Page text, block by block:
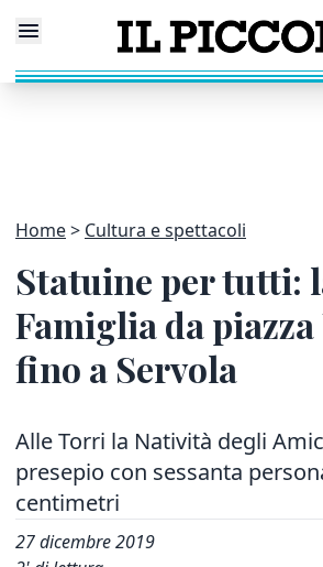
Home Cultura e spettacoli
Statuine per tutti:
Famiglia da
fino a Servola
Alle Torri la Natività degli
presepio con sessanta
centimetri
27 dicembre 2019